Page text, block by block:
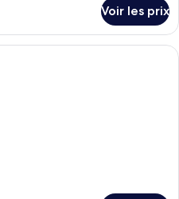
Voir les prix
Un lit bien fait, avec du linge de lit